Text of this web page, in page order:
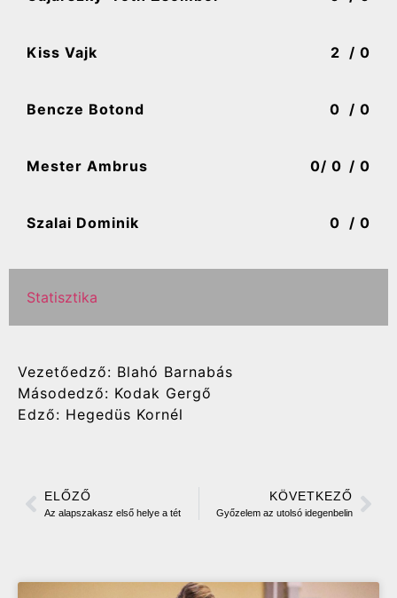
Kiss Vajk 2 / 0
Bencze Botond 0 / 0
Mester Ambrus 0/ 0 / 0
Szalai Dominik 0 / 0
Statisztika
Vezetőedző: Blahó Barnabás
Másodedző: Kodak Gergő
Edző: Hegedüs Kornél
ELŐZŐ
Az alapszakasz első helye a tét
KÖVETKEZŐ
Győzelem az utolsó idegenbelin